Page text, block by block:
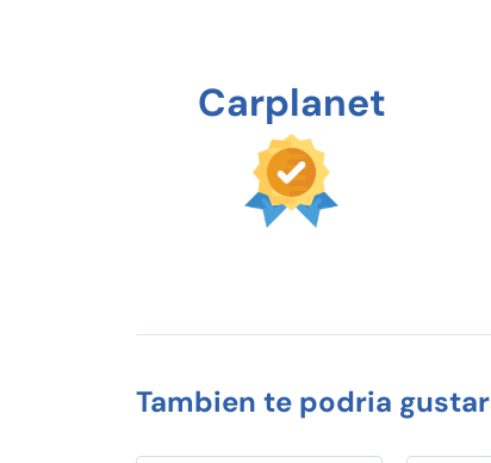
Carplanet
Tambien te podria gustar